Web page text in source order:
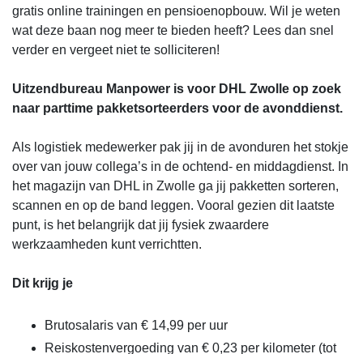
gratis online trainingen en pensioenopbouw. Wil je weten
wat deze baan nog meer te bieden heeft? Lees dan snel
verder en vergeet niet te solliciteren!
Uitzendbureau Manpower is voor DHL Zwolle op zoek
naar parttime pakketsorteerders voor de avonddienst.
Als logistiek medewerker pak jij in de avonduren het stokje
over van jouw collega’s in de ochtend- en middagdienst. In
het magazijn van DHL in Zwolle ga jij pakketten sorteren,
scannen en op de band leggen. Vooral gezien dit laatste
punt, is het belangrijk dat jij fysiek zwaardere
werkzaamheden kunt verrichtten.
Dit krijg je
Brutosalaris van € 14,99 per uur
Reiskostenvergoeding van € 0,23 per kilometer (tot